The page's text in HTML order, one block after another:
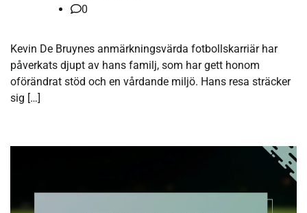
0
Kevin De Bruynes anmärkningsvärda fotbollskarriär har
påverkats djupt av hans familj, som har gett honom
oförändrat stöd och en vårdande miljö. Hans resa sträcker
sig […]